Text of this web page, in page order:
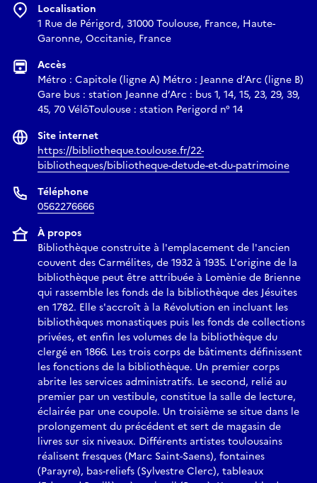
Localisation
1 Rue de Périgord, 31000 Toulouse, France, Haute-
Garonne, Occitanie, France
Accès
Métro : Capitole (ligne A) Métro : Jeanne d’Arc (ligne B)
Gare bus : station Jeanne d’Arc : bus 1, 14, 15, 23, 29, 39,
45, 70 VélôToulouse : station Perigord n° 14
Site internet
https://bibliotheque.toulouse.fr/22-
bibliotheques/bibliotheque-detude-et-du-patrimoine
Téléphone
0562276666
À propos
Bibliothèque construite à l'emplacement de l'ancien
couvent des Carmélites, de 1932 à 1935. L'origine de la
bibliothèque peut être attribuée à Lomènie de Brienne
qui rassemble les fonds de la bibliothèque des Jésuites
en 1782. Elle s'accroît à la Révolution en incluant les
bibliothèques monastiques puis les fonds de collections
privées, et enfin les volumes de la bibliothèque du
clergé en 1866. Les trois corps de bâtiments définissent
les fonctions de la bibliothèque. Un premier corps
abrite les services administratifs. Le second, relié au
premier par un vestibule, constitue la salle de lecture,
éclairée par une coupole. Un troisième se situe dans le
prolongement du précédent et sert de magasin de
livres sur six niveaux. Différents artistes toulousains
réalisent fresques (Marc Saint-Saens), fontaines
(Parayre), bas-reliefs (Sylvestre Clerc), tableaux